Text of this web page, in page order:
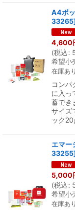
A4ボ
33265
4,600
(税込:
希望小
在庫あり
コンパ
に入っ
蓄でき
サイズ
ック
エマー
33255
5,000
(税込:
希望小
在庫あり